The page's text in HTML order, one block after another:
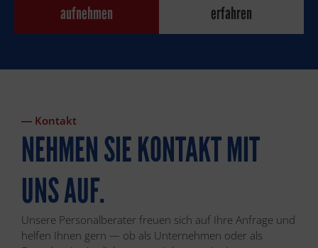
aufnehmen
erfahren
― Kontakt
NEHMEN SIE KONTAKT MIT
UNS AUF.
Unsere Personalberater freuen sich auf Ihre Anfrage und
helfen Ihnen gern — ob als Unternehmen oder als